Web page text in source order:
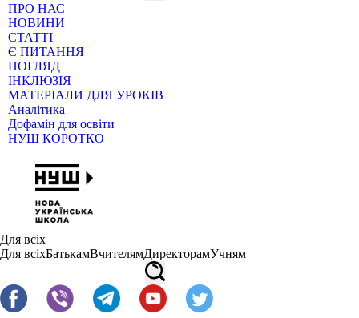
ПРО НАС
НОВИНИ
СТАТТІ
Є ПИТАННЯ
ПОГЛЯД
ІНКЛЮЗІЯ
МАТЕРІАЛИ ДЛЯ УРОКІВ
Аналітика
Дофамін для освіти
НУШ КОРОТКО
Для всіх
Для всіхБатькамВчителямДиректорамУчням